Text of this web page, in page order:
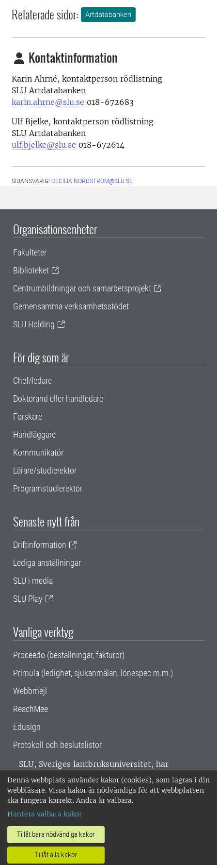
Denna webbplats använder kakor (cookies), som lagras i din
webbläsare. Vissa kakor är nödvändiga för att webbplatsen
ska fungera korrekt. Andra är valbara.
Hantera valbara kakor
Tillåt bara nödvändiga kakor
Tillåt alla kakor
Relaterade sidor: Artdatabanken
Kontaktinformation
Karin Ahrné, kontaktperson rödlistning
SLU Artdatabanken
karin.ahrne@slu.se 018-672683
Ulf Bjelke, kontaktperson rödlistning
SLU Artdatabanken
ulf.bjelke@slu.se 018-672614
SIDANSVARIG: CECILIA.NORDSTROM@SLU.SE
Organisationsenheter
Fakulteter
Biblioteket
Centrumbildningar och samarbetsprojekt
Gemensamma verksamhetsstödet
SLU Holding
För dig som är
Chef/ledare
Doktorand eller handledare
Forskare
Handläggare
Kommunikatör
Lärare/studierektor
Programstudierektor
Senaste nytt från
Driftinformation
Lediga anställningar
SLU i media
SLU Play
Vanliga verktyg
Proceedo (beställningar, fakturor)
Primula (ledighet, sjukanmälan, lönespec m.m.)
Webbmejl
ReachMee
Edusign
Protokoll och beslutslistor
SLU, Sveriges lantbruksuniversitet, har
verksamhet över hela Sverige. Huvudorter är
Alnarp, Uppsala och Umeå.SLU är
miljöcertifierat enligt ISO 14001. •
018-67 10 00 • Org nr: 202100-2817 •
Om SLU:s webbplatser
•Hantera kakor•Behandling av
personuppgifter